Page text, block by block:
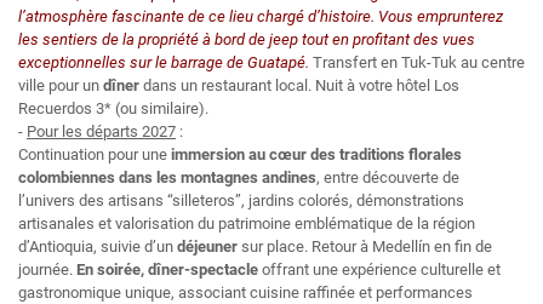
l’atmosphère fascinante de ce lieu chargé d’histoire. Vous emprunterez
les sentiers de la propriété à bord de jeep tout en profitant des vues
exceptionnelles sur le barrage de Guatapé. Transfert en Tuk-Tuk au centre
ville pour un dîner dans un restaurant local. Nuit à votre hôtel Los
Recuerdos 3* (ou similaire).
- Pour les départs 2027 :
Continuation pour une immersion au cœur des traditions florales
colombiennes dans les montagnes andines, entre découverte de
l’univers des artisans “silleteros”, jardins colorés, démonstrations
artisanales et valorisation du patrimoine emblématique de la région
d’Antioquia, suivie d’un déjeuner sur place. Retour à Medellín en fin de
journée. En soirée, dîner-spectacle offrant une expérience culturelle et
gastronomique unique, associant cuisine raffinée et performances